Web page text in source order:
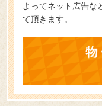
よってネット広告な
て頂きます。